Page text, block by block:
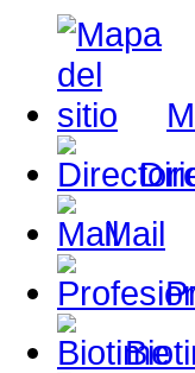
Mail